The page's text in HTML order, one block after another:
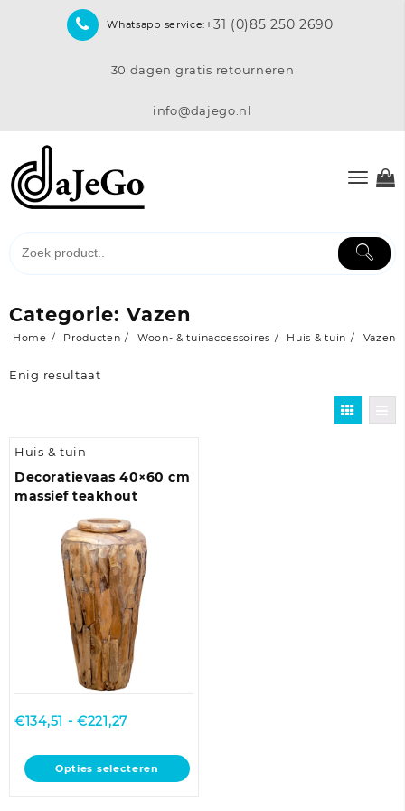
Whatsapp service:+31 (0)85 250 2690
30 dagen gratis retourneren
info@dajego.nl
Categorie: Vazen
Home Producten Woon- & tuinaccessoires Huis & tuin Vazen
Enig resultaat
Huis & tuin
Decoratievaas 40×60 cm
massief teakhout
€134,51 - €221,27Prijsklasse:
tot
Opties selecteren
Dit
product